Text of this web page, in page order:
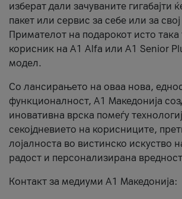
изберат дали зачуваните гигабајти
пакет или сервис за себе или за свој
Примателот на подарокот исто така
корисник на А1 Alfa или A1 Senior
модел.
Со лансирањето на оваа нова,
функционалност, А1 Македонија
иновативна врска помеѓу
секојдневието на корисниците,
лојалноста во вистинско искуство
радост и персонализирана
Контакт за медиуми А1 Македонија: